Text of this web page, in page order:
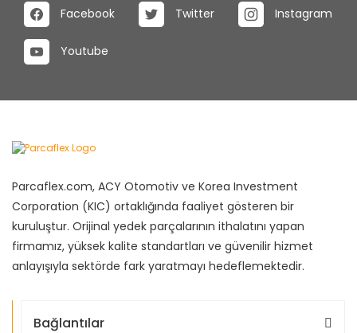
Facebook Twitter Instagram
Youtube
Parcaflex.com, ACY Otomotiv ve Korea Investment
Corporation (KIC) ortaklığında faaliyet gösteren bir
kuruluştur. Orijinal yedek parçalarının ithalatını yapan
firmamız, yüksek kalite standartları ve güvenilir hizmet
anlayışıyla sektörde fark yaratmayı hedeflemektedir.
Bağlantılar